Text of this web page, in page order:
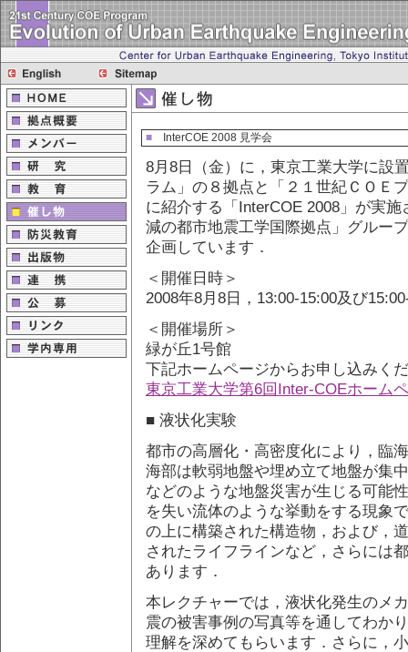
■InterCOE 2008 見学会
8月8日（金）に，東京工業大学に設
ラム」の８拠点と「２１世紀ＣＯＥ
に紹介する「InterCOE 2008」が実
減の都市地震工学国際拠点」グルー
企画しています．
＜開催日時＞
2008年8月8日，13:00-15:00及び
＜開催場所＞
緑が丘1号館
下記ホームページからお申し込みく
東京工業大学第6回Inter-COEホーム
■ 液状化実験
都市の高層化・高密度化により，臨
海部は軟弱地盤や埋め立て地盤が集
などのような地盤災害が生じる可能
を失い流体のような挙動をする現象
の上に構築された構造物，および，
されたライフラインなど，さらには
あります．
本レクチャーでは，液状化発生のメ
震の被害事例の写真等を通してわか
理解を深めてもらいます．さらに，